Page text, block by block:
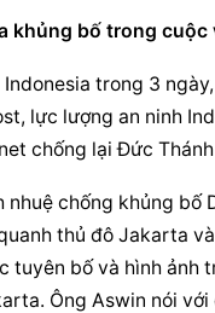
khủng bố trong cuộc
trong 3
lực lượng an ninh
chống lại Đức
chống khủng bố
thủ đô Jakarta
tuyên bố và hình ảnh
Ông Aswin nói